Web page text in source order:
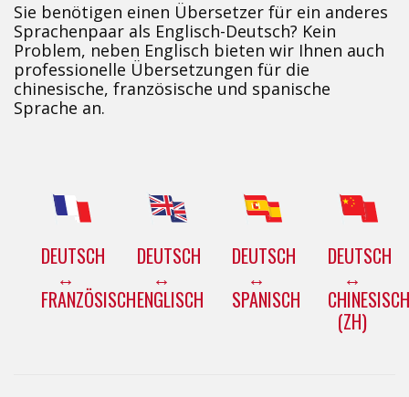
Sie benötigen einen Übersetzer für ein anderes
Sprachenpaar als Englisch-Deutsch? Kein
Problem, neben Englisch bieten wir Ihnen auch
professionelle Übersetzungen für die
chinesische, französische und spanische
Sprache an.
DEUTSCH
↔
FRANZÖSISCH
DEUTSCH
↔
ENGLISCH
DEUTSCH
↔
SPANISCH
DEUTSCH
↔
CHINESISCH
(ZH)